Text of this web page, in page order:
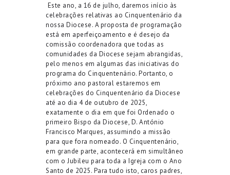
Este ano, a 16 de julho, daremos início às
celebrações relativas ao Cinquentenário da
nossa Diocese. A proposta de programação
está em aperfeiçoamento e é desejo da
comissão coordenadora que todas as
comunidades da Diocese sejam abrangidas,
pelo menos em algumas das iniciativas do
programa do Cinquentenário. Portanto, o
próximo ano pastoral estaremos em
celebrações do Cinquentenário da Diocese
até ao dia 4 de outubro de 2025,
exatamente o dia em que foi Ordenado o
primeiro Bispo da Diocese, D. António
Francisco Marques, assumindo a missão
para que fora nomeado. O Cinquentenário,
em grande parte, acontecerá em simultâneo
com o Jubileu para toda a Igreja com o Ano
Santo de 2025. Para tudo isto, caros padres,